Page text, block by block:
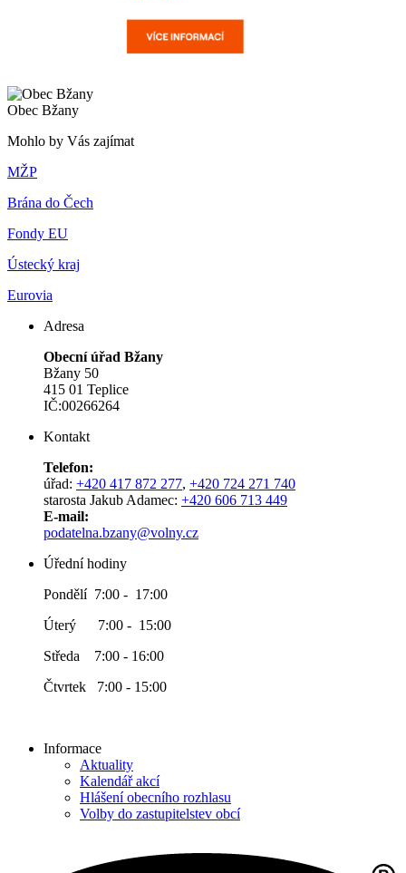
Obec Bžany
Mohlo by Vás zajímat
MŽP
Brána do Čech
Fondy EU
Ústecký kraj
Eurovia
Adresa
Obecní úřad Bžany
Bžany 50
415 01 Teplice
IČ:00266264
Kontakt
Telefon:
úřad: +420 417 872 277, +420 724 271 740
starosta Jakub Adamec: +420 606 713 449
E-mail:
podatelna.bzany@volny.cz
Úřední hodiny
Pondělí 7:00 - 17:00
Úterý 7:00 - 15:00
Středa 7:00 - 16:00
Čtvrtek 7:00 - 15:00
Informace
Aktuality
Kalendář akcí
Hlášení obecního rozhlasu
Volby do zastupitelstev obcí